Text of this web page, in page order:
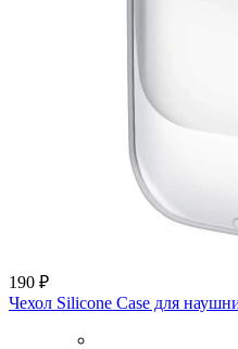
190 ₽
Чехол Silicone Case для